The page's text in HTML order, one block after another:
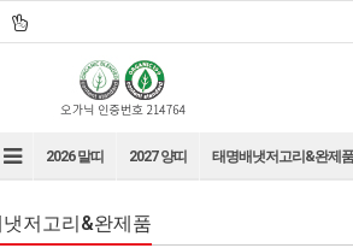
2026 말띠 2027 양띠 태명배냇저고리&완제품
저고리&완제품